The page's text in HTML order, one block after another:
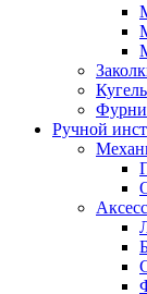
Кугель
Ручной